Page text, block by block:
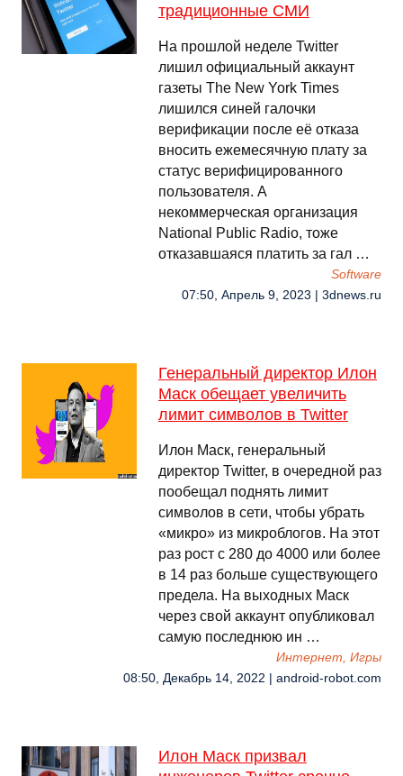
традиционные СМИ
На прошлой неделе Twitter
лишил официальный аккаунт
газеты The New York Times
лишился синей галочки
верификации после её отказа
вносить ежемесячную плату за
статус верифицированного
пользователя. А
некоммерческая организация
National Public Radio, тоже
отказавшаяся платить за гал …
Software
07:50, Апрель 9, 2023 | 3dnews.ru
Генеральный директор Илон
Маск обещает увеличить
лимит символов в Twitter
Илон Маск, генеральный
директор Twitter, в очередной раз
пообещал поднять лимит
символов в сети, чтобы убрать
«микро» из микроблогов. На этот
раз рост с 280 до 4000 или более
в 14 раз больше существующего
предела. На выходных Маск
через свой аккаунт опубликовал
самую последнюю ин …
Интернет, Игры
08:50, Декабрь 14, 2022 | android-robot.com
Илон Маск призвал